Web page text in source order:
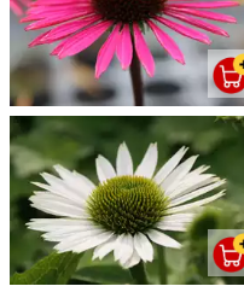
Helianthus -
Heuchera,